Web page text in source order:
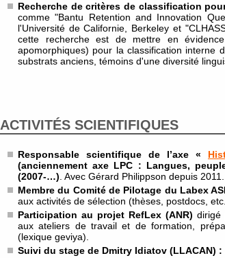
Recherche de critères de classification
comme "Bantu Retention and Innovation
l'Université de Californie, Berkeley et
cette recherche est de mettre en
apomorphiques) pour la classification interne
substrats anciens, témoins d'une diversité
ACTIVITÉS SCIENTIFIQUES
Responsable scientifique de l’axe «
(anciennement axe LPC : Langues,
(2007-…) . Avec Gérard Philippson depuis 2011.
Membre du Comité de Pilotage du Labex
aux activités de sélection (thèses, postdocs,
Participation au projet RefLex (ANR) dirigé
aux ateliers de travail et de formation,
(lexique geviya).
Suivi du stage de Dmitry Idiatov (LLACAN) :